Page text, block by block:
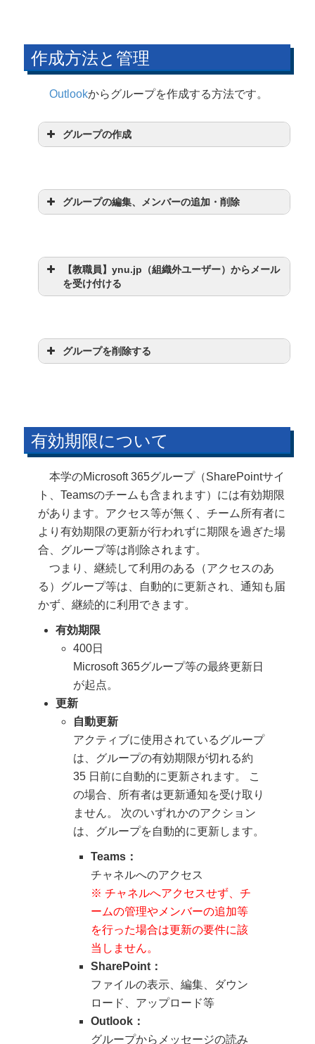
作成方法と管理
Outlookからグループを作成する方法です。
グループの作成
こちら
メーリングリスト利用時：
「メンバーはグループのすべての
会話と…」にチェックは必須
す。グループのアドレスにメッセ
ージが送信された際にメンバーの
受信トレイに転送されます。
グループの編集、メンバーの追加・削除
グループ
メンバーを編集する
【教職員】ynu.jp（組織外ユーザー）からメール
を受け付ける
グループ
「ynu.jp」を追加する際の注意:
学生（ynu.jp）は組織外（外部）
ユーザー扱いになります。
グループを削除する
※ 削除したグループ内のデータ等は、
削除の30日後に完全に削除され、復元
有効期限について
本学のMicrosoft 365グループ（SharePointサイ
ト、Teamsのチームも含まれます）には有効期限
があります。アクセス等が無く、チーム所有者に
より有効期限の更新が行われずに期限を過ぎた場
合、グループ等は削除されます。
つまり、継続して利用のある（アクセスのあ
る）グループ等は、自動的に更新され、通知も届
かず、継続的に利用できます。
有効期限
400日
Microsoft 365グループ等の最終更新日
が起点。
更新
自動更新
アクティブに使用されているグループ
は、グループの有効期限が切れる約
35 日前に自動的に更新されます。 こ
の場合、所有者は更新通知を受け取り
ません。 次のいずれかのアクション
は、グループを自動的に更新します。
Teams：
チャネルへのアクセス
※ チャネルへアクセスせず、チ
ームの管理やメンバーの追加等
を行った場合は更新の要件に該
当しません。
SharePoint：
ファイルの表示、編集、ダウン
ロード、アップロード等
Outlook：
グループからメッセージの読み